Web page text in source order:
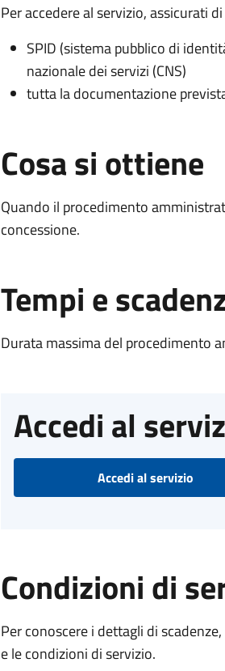
Per accedere al servizio, assicurati
SPID (sistema pubblico di
nazionale dei servizi (CNS)
tutta la documentazione
Cosa si ottiene
Quando il procedimento
concessione.
Tempi e
Durata massima del procedimento
Accedi al
Accedi al servizio
Condizioni di
Per conoscere i dettagli di
e le condizioni di servizio.